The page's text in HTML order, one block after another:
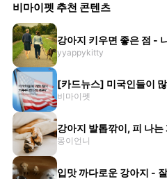
비마이펫 추천 콘텐츠
강아지 키우면 좋은 점 -
yyappykitty
[카드뉴스] 미국인들이
비마이펫
강아지 발톱깎이, 피 나
몽이언니
입맛 까다로운 강아지 -